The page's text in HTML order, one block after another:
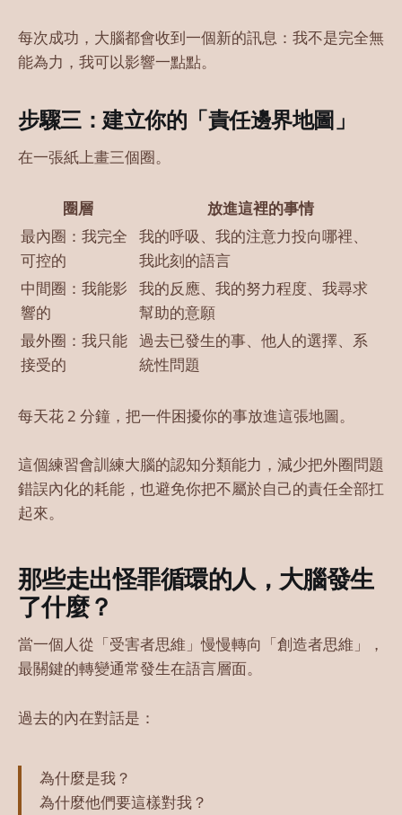
每次成功，大腦都會收到一個新的訊息：我不是完全無
能為力，我可以影響一點點。
步驟三：建立你的「責任邊界地圖」
在一張紙上畫三個圈。
圈層
放進這裡的事情
最內圈：我完全
可控的
我的呼吸、我的注意力投向哪裡、
我此刻的語言
中間圈：我能影
響的
我的反應、我的努力程度、我尋求
幫助的意願
最外圈：我只能
接受的
過去已發生的事、他人的選擇、系
統性問題
每天花 2 分鐘，把一件困擾你的事放進這張地圖。
這個練習會訓練大腦的認知分類能力，減少把外圈問題
錯誤內化的耗能，也避免你把不屬於自己的責任全部扛
起來。
那些走出怪罪循環的人，大腦發生
了什麼？
當一個人從「受害者思維」慢慢轉向「創造者思維」，
最關鍵的轉變通常發生在語言層面。
過去的內在對話是：
為什麼是我？
為什麼他們要這樣對我？